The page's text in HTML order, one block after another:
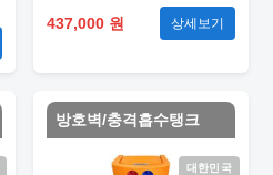
437,000 원
상세보기
방호벽/충격흡수탱크
대한민국